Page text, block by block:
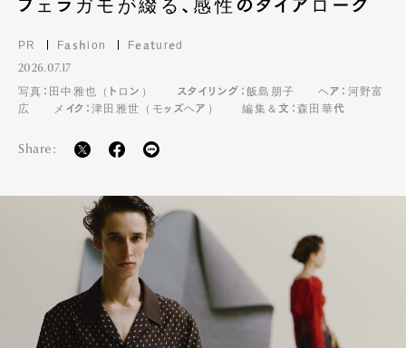
フェラガモが綴る、感性のダイアローグ
PR Fashion Featured
2026.07.17
写真：田中雅也（トロン）
スタイリング：飯島朋子
ヘア：河野富
広
メイク：津田雅世（モッズヘア） 編集＆文：森田華代
Share: